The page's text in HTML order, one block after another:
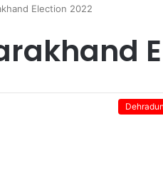
Election 2022
Dehradun